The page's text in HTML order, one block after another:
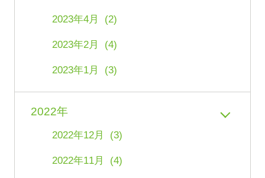
2023年4月 (2)
2023年2月 (4)
2023年1月 (3)
2022年
2022年12月 (3)
2022年11月 (4)